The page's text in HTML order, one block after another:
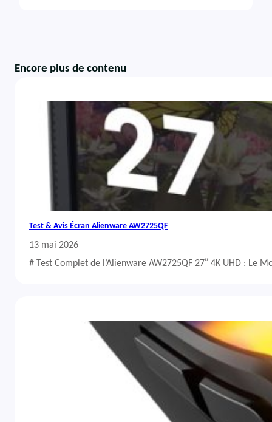
Encore plus de contenu
Test & Avis Écran Alienware AW2725QF
13 mai 2026
# Test Complet de l’Alienware AW2725QF 27″ 4K UHD : Le